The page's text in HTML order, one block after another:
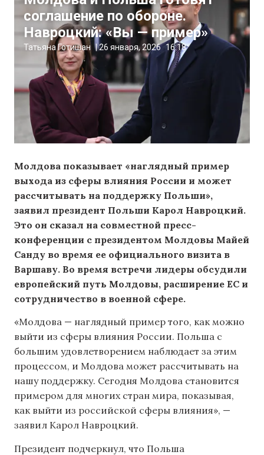
соглашение по обороне.
Навроцкий: «Вы — пример»
Татьяна Готишан |26 января, 2026 16:18
Молдова показывает «наглядный пример
выхода из сферы влияния России и может
рассчитывать на поддержку Польши»,
заявил президент Польши Карол Навроцкий.
Это он сказал на совместной пресс-
конференции с президентом Молдовы Майей
Санду во время ее официального визита в
Варшаву. Во время встречи лидеры обсудили
европейский путь Молдовы, расширение ЕС и
сотрудничество в военной сфере.
«Молдова — наглядный пример того, как можно
выйти из сферы влияния России. Польша с
большим удовлетворением наблюдает за этим
процессом, и Молдова может рассчитывать на
нашу поддержку. Сегодня Молдова становится
примером для многих стран мира, показывая,
как выйти из российской сферы влияния», —
заявил Карол Навроцкий.
Президент подчеркнул, что Польша